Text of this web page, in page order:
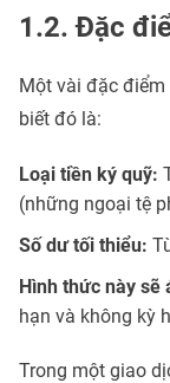
1.2. Đặc
Một vài đặc
biết đó là:
Loại tiền ký quỹ:
(những ngoại tệ
Số dư tối thiểu:
Hình thức này sẽ
hạn và không kỳ
Trong một giao